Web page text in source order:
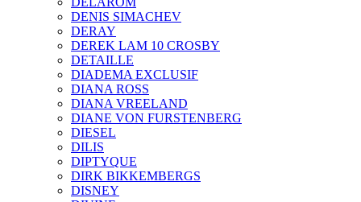
DENIS SIMACHEV
DERAY
DEREK LAM 10 CROSBY
DETAILLE
DIADEMA EXCLUSIF
DIANA ROSS
DIANA VREELAND
DIANE VON FURSTENBERG
DIESEL
DILIS
DIPTYQUE
DIRK BIKKEMBERGS
DISNEY